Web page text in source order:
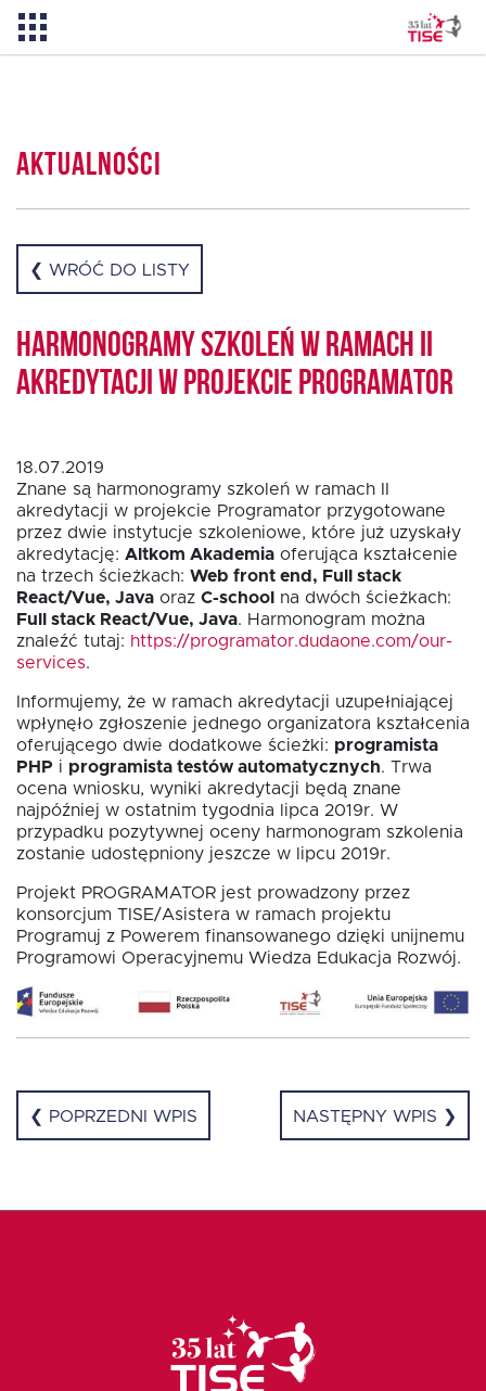
Dlaczego TISE?
Pożyczka rozwojowa TISE – NOWOŚĆ!
Oferta dla NGO/PES
Fundusz FKIS
Rodo
Dokumenty
Rekrutujemy
Kontakt
Aktualności
❮ WRÓĆ DO LISTY
Harmonogramy szkoleń w ramach II
akredytacji w projekcie PROGRAMATOR
18.07.2019
Znane są harmonogramy szkoleń w ramach II
akredytacji w projekcie Programator przygotowane
przez dwie instytucje szkoleniowe, które już uzyskały
akredytację: Altkom Akademia oferująca kształcenie
na trzech ścieżkach: Web front end, Full stack
React/Vue, Java oraz C-school
na dwóch ścieżkach:
Full stack React/Vue, Java. Harmonogram można
znaleźć tutaj: https://programator.dudaone.com/our-
services.
Informujemy, że w ramach akredytacji uzupełniającej
wpłynęło zgłoszenie jednego organizatora kształcenia
oferującego dwie dodatkowe ścieżki: programista
PHP i programista testów automatycznych. Trwa
ocena wniosku, wyniki akredytacji będą znane
najpóźniej w ostatnim tygodnia lipca 2019r. W
przypadku pozytywnej oceny harmonogram szkolenia
zostanie udostępniony jeszcze w lipcu 2019r.
Projekt PROGRAMATOR jest prowadzony przez
konsorcjum TISE/Asistera w ramach projektu
Programuj z Powerem finansowanego dzięki unijnemu
Programowi Operacyjnemu Wiedza Edukacja Rozwój.
❮ POPRZEDNI WPIS NASTĘPNY WPIS ❯